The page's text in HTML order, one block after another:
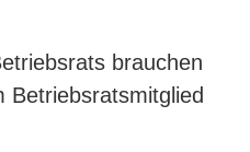
brauchen
Betriebsratsmitglied